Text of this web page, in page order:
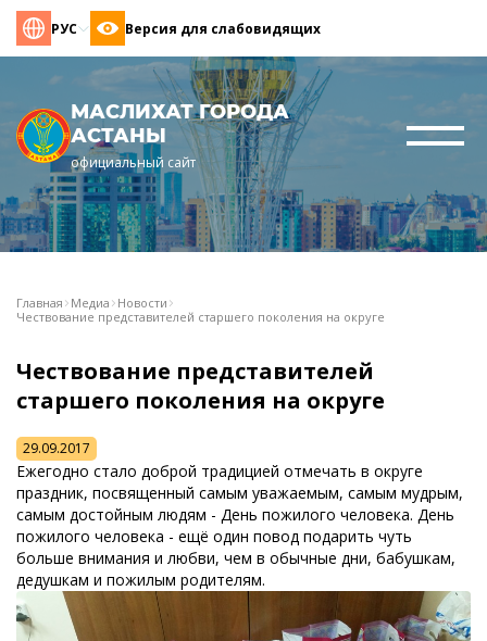
РУС Версия для слабовидящих
МАСЛИХАТ ГОРОДА
АСТАНЫ
официальный сайт
Главная Медиа Новости
Чествование представителей старшего поколения на округе
Чествование представителей
старшего поколения на округе
29.09.2017
Ежегодно стало доброй традицией отмечать в округе
праздник, посвященный самым уважаемым, самым мудрым,
самым достойным людям - День пожилого человека. День
пожилого человека - ещё один повод подарить чуть
больше внимания и любви, чем в обычные дни, бабушкам,
дедушкам и пожилым родителям.